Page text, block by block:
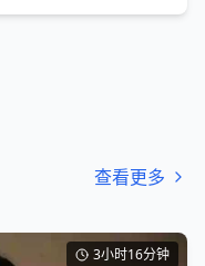
查看更多
3小时16分钟